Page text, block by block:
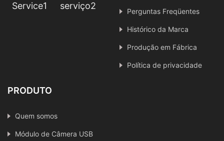
Service1 serviço2 Perguntas Freqüentes
Histórico da Marca
Produção em Fábrica
Política de privacidade
PRODUTO
Quem somos
Módulo de Câmera USB